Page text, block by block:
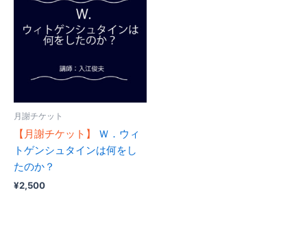
月謝チケット
【月謝チケット】
Ｗ．ウィ
トゲンシュタインは何をし
たのか？
¥2,500